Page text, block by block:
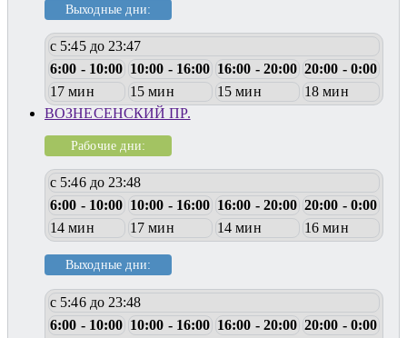
Выходные дни:
с 5:45 до 23:47
6:00 - 10:00 10:00 - 16:00 16:00 - 20:00 20:00 - 0:00
17 мин
15 мин 15 мин
18 мин
ВОЗНЕСЕНСКИЙ ПР.
Рабочие дни:
с 5:46 до 23:48
6:00 - 10:00 10:00 - 16:00 16:00 - 20:00 20:00 - 0:00
14 мин
17 мин 14 мин 16 мин
Выходные дни:
с 5:46 до 23:48
6:00 - 10:00 10:00 - 16:00 16:00 - 20:00 20:00 - 0:00